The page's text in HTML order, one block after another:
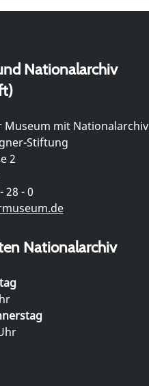
Nationalarchiv
Museum mit Nationalarchiv
Stiftung
2
28 - 0
Nationalarchiv